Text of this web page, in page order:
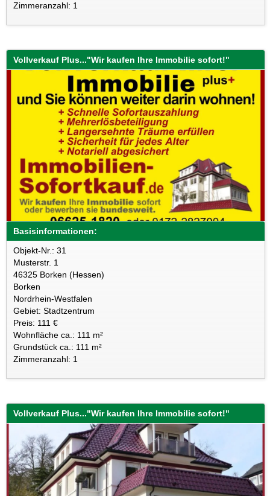
Zimmeranzahl: 1
Vollverkauf Plus..."Wir kaufen Ihre Immobilie sofort!"
Basisinformationen:
Objekt-Nr.: 31
Musterstr. 1
46325 Borken (Hessen)
Borken
Nordrhein-Westfalen
Gebiet: Stadtzentrum
Preis: 111 €
Wohnfläche ca.: 111 m²
Grundstück ca.: 111 m²
Zimmeranzahl: 1
Vollverkauf Plus..."Wir kaufen Ihre Immobilie sofort!"